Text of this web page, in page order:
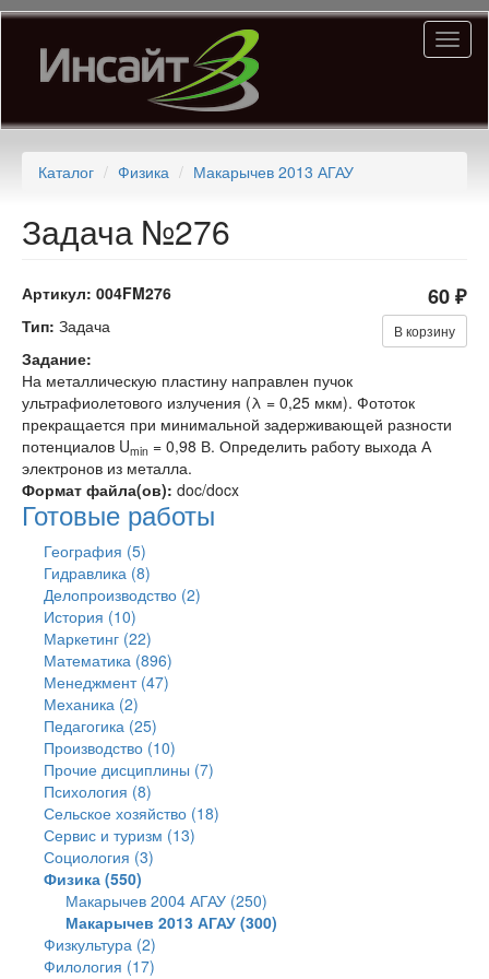
Перейти
основному
содержанию
Каталог Физика Макарычев 2013 АГАУ
Задача №276
Артикул: 004FM276 60 ₽
В корзину
Тип: Задача
Задание:
На металлическую пластину направлен пучок
ультрафиолетового излучения (λ = 0,25 мкм). Фототок
прекращается при минимальной задерживающей разности
потенциалов Umin = 0,98 В. Определить работу выхода А
электронов из металла.
Формат файла(ов): doc/docx
Готовые работы
География (5)
Гидравлика (8)
Делопроизводство (2)
История (10)
Маркетинг (22)
Математика (896)
Менеджмент (47)
Механика (2)
Педагогика (25)
Производство (10)
Прочие дисциплины (7)
Психология (8)
Сельское хозяйство (18)
Сервис и туризм (13)
Социология (3)
Физика (550)
Макарычев 2004 АГАУ (250)
Макарычев 2013 АГАУ (300)
Физкультура (2)
Филология (17)